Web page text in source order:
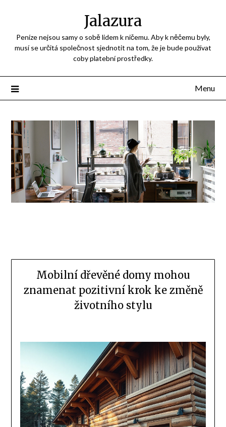
Jalazura
Peníze nejsou samy o sobě lidem k ničemu. Aby k něčemu byly,
musí se určitá společnost sjednotit na tom, že je bude používat
coby platební prostředky.
Menu
Mobilní dřevěné domy mohou
znamenat pozitivní krok ke změně
životního stylu